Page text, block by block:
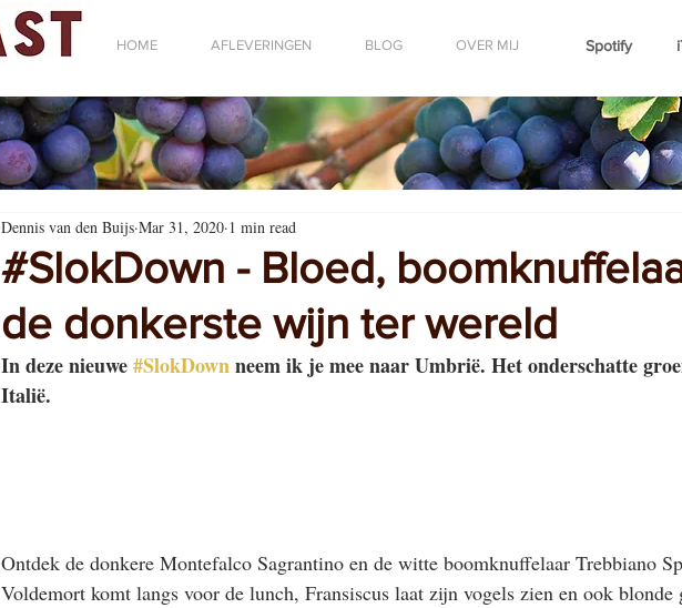
HOME AFLEVERINGEN BLOG OVER MIJ Spotify
#SlokDown - Bloed,
de donkerste wijn ter wereld
Dennis van den Buijs Mar 31, 2020 1 min read
In deze nieuwe #SlokDown neem ik je mee naar Umbrië. Het onderschatte
Italië.
Ontdek de donkere Montefalco Sagrantino en de witte boomknuffelaar Trebbiano
Voldemort komt langs voor de lunch, Fransiscus laat zijn vogels zien en ook